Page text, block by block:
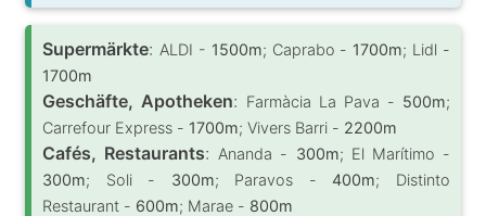
Supermärkte: ALDI - 1500m; Caprabo - 1700m; Lidl -
1700m
Geschäfte, Apotheken: Farmàcia La Pava - 500m;
Carrefour Express - 1700m; Vivers Barri - 2200m
Cafés, Restaurants: Ananda - 300m; El Marítimo -
300m; Soli - 300m; Paravos -400m; Distinto
Restaurant - 600m; Marae - 800m